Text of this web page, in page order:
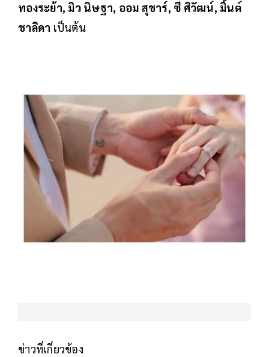
ทองระย้า, มิว นิษฐา, ออม สุชาร์, ซี ศิวัฒน์, มิ้นต์
ชาลิดา เป็นต้น
ข่าวที่เกี่ยวข้อง